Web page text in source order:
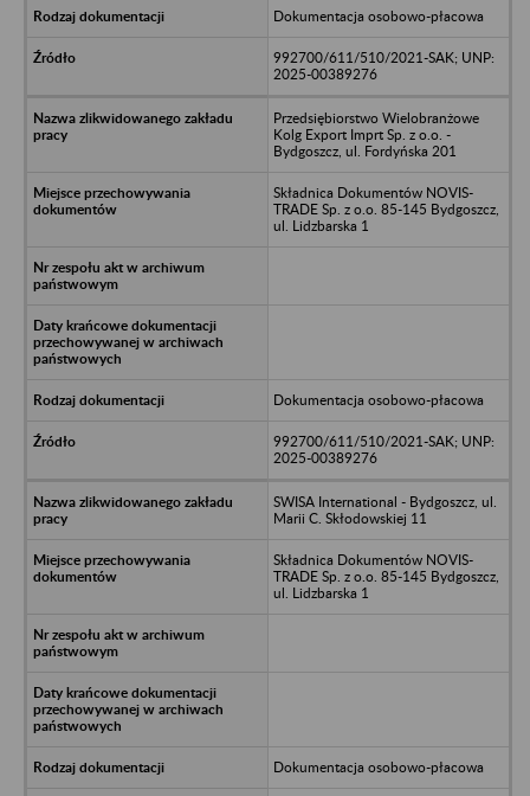
Dokumentacja osobowo-płacowa
992700/611/510/2021-SAK; UNP:
2025-00389276
Przedsiębiorstwo Wielobranżowe
Kolg Export Imprt Sp. z o.o. -
Bydgoszcz, ul. Fordyńska 201
Składnica Dokumentów NOVIS-
TRADE Sp. z o.o. 85-145 Bydgoszcz,
ul. Lidzbarska 1
Dokumentacja osobowo-płacowa
992700/611/510/2021-SAK; UNP:
2025-00389276
SWISA International - Bydgoszcz, ul.
Marii C. Skłodowskiej 11
Składnica Dokumentów NOVIS-
TRADE Sp. z o.o. 85-145 Bydgoszcz,
ul. Lidzbarska 1
Dokumentacja osobowo-płacowa